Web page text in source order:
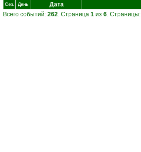
Сез. День
Дата
Всего событий: 262. Страница 1 из 6. Страницы: